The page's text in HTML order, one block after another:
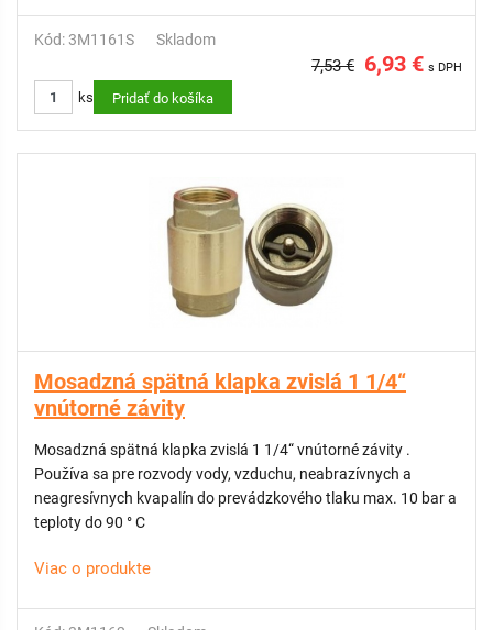
Kód: 3M1161S Skladom
7,53 € 6,93 € s DPH
ks Pridať do košíka
Mosadzná spätná klapka zvislá 1 1/4“
vnútorné závity
Mosadzná spätná klapka zvislá 1 1/4“ vnútorné závity .
Používa sa pre rozvody vody, vzduchu, neabrazívnych a
neagresívnych kvapalín do prevádzkového tlaku max. 10 bar a
teploty do 90 ° C
Viac o produkte